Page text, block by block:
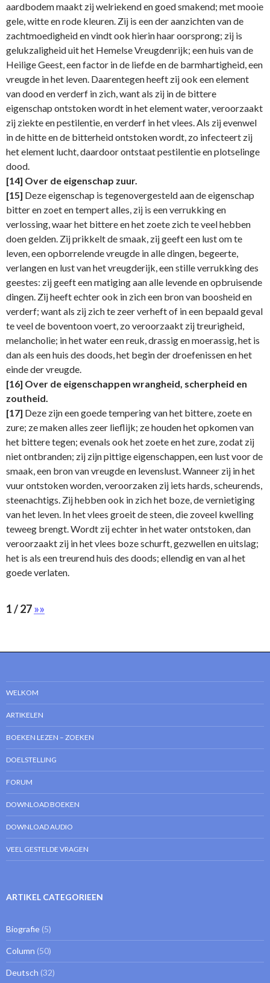
aardbodem maakt zij welriekend en goed smakend; met mooie
gele, witte en rode kleuren. Zij is een der aanzichten van de
zachtmoedigheid en vindt ook hierin haar oorsprong; zij is
geluk­zaligheid uit het Hemelse Vreugdenrijk; een huis van de
Heilige Geest, een factor in de liefde en de barmhartigheid, een
vreugde in het leven. Daarentegen heeft zij ook een element
van dood en verderf in zich, want als zij in de bittere
eigenschap ontstoken wordt in het element water, veroorzaakt
zij ziekte en pestilentie, en verderf in het vlees. Als zij even­wel
in de hitte en de bitterheid ontstoken wordt, zo infecteert zij
het element lucht, daardoor ontstaat pestilentie en plotselinge
dood.
[14] Over de eigenschap zuur.
[15] Deze eigenschap is tegenovergesteld aan de eigenschap
bitter en zoet en tempert alles, zij is een verrukking en
verlossing, waar het bittere en het zoete zich te veel hebben
doen gelden. Zij prikkelt de smaak, zij geeft een lust om te
leven, een opborrelende vreugde in alle dingen, begeerte,
verlangen en lust van het vreugderijk, een stille verrukking des
geestes: zij geeft een matiging aan alle levende en opbruisende
din­gen. Zij heeft echter ook in zich een bron van boosheid en
verderf; want als zij zich te zeer verheft of in een bepaald geval
te veel de boventoon voert, zo veroorzaakt zij treurigheid,
melancholie; in het water een reuk, drassig en moerassig, het is
dan als een huis des doods, het begin der droefenissen en het
einde der vreugde.
[16] Over de eigenschappen wrangheid, scherpheid en
zoutheid.
[17] Deze zijn een goede tempering van het bittere, zoete en
zure; ze maken alles zeer lieflijk; ze houden het opkomen van
het bittere tegen; evenals ook het zoete en het zure, zodat zij
niet ontbranden; zij zijn pittige eigen­schappen, een lust voor de
smaak, een bron van vreugde en levenslust. Wanneer zij in het
vuur ontstoken worden, veroorzaken zij iets hards, scheurends,
steenachtigs. Zij hebben ook in zich het boze, de vernietiging
van het leven. In het vlees groeit de steen, die zoveel kwelling
teweeg brengt. Wordt zij echter in het water ontstoken, dan
veroorzaakt zij in het vlees boze schurft, gezwellen en uitslag;
het is als een treurend huis des doods; ellendig en van al het
goede verlaten.
1 / 27»»
WELKOM
ARTIKELEN
BOEKEN LEZEN – ZOEKEN
DOELSTELLING
FORUM
DOWNLOAD BOEKEN
DOWNLOAD AUDIO
VEEL GESTELDE VRAGEN
ARTIKEL CATEGORIEEN
Biografie (5)
Column (50)
Deutsch (32)